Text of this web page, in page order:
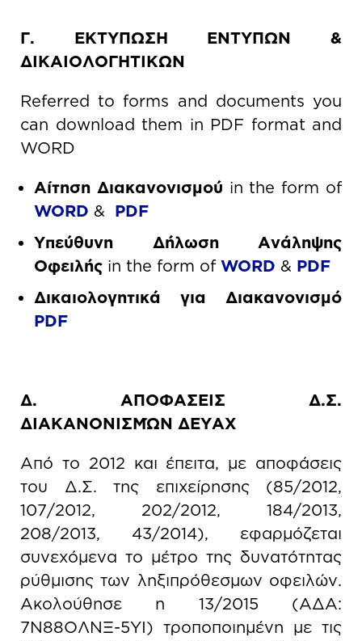
Γ. ΕΚΤΥΠΩΣΗ ΕΝΤΥΠΩΝ &
ΔΙΚΑΙΟΛΟΓΗΤΙΚΩΝ
Referred to forms and documents you
can download them in PDF format and
WORD
Αίτηση Διακανονισμού in the form of
WORD &
PDF
Υπεύθυνη Δήλωση Ανάληψης
Οφειλής in the form of WORD & PDF
Δικαιολογητικά για Διακανονισμό
PDF
Δ. ΑΠΟΦΑΣΕΙΣ Δ.Σ.
ΔΙΑΚΑΝΟΝΙΣΜΏΝ ΔΕΥΑΧ
Από το 2012 και έπειτα, με αποφάσεις
του Δ.Σ. της επιχείρησης (85/2012,
107/2012, 202/2012, 184/2013,
208/2013, 43/2014), εφαρμόζεται
συνεχόμενα το μέτρο της δυνατότητας
ρύθμισης των ληξιπρόθεσμων οφειλών.
Ακολούθησε η 13/2015 (ΑΔΑ:
7Ν88ΟΛΝΞ-5ΥΙ) τροποποιημένη με τις